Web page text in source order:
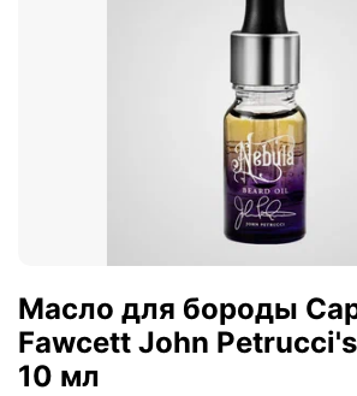
Масло для бороды
Fawcett John
10 мл